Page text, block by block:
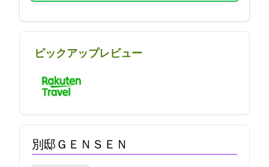
ピックアップレビュー
別邸ＧＥＮＳＥＮ